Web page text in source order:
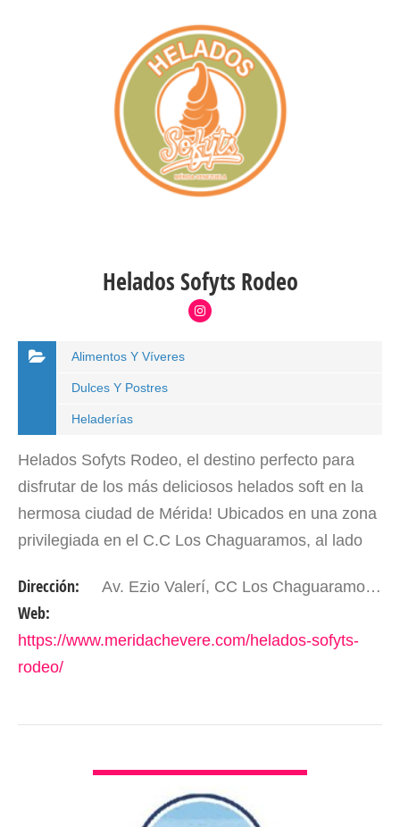
Helados Sofyts Rodeo
Alimentos Y Víveres
Dulces Y Postres
Heladerías
Helados Sofyts Rodeo, el destino perfecto para
disfrutar de los más deliciosos helados soft en la
hermosa ciudad de Mérida! Ubicados en una zona
privilegiada en el C.C Los Chaguaramos, al lado
las…
Dirección: Av. Ezio Valerí, CC Los Chaguaramos, nivel P.B. Local 16, Urb. El Rodeo. Mérida - Edo. Mérida. Venezuela
Web:
https://www.meridachevere.com/helados-sofyts-
rodeo/